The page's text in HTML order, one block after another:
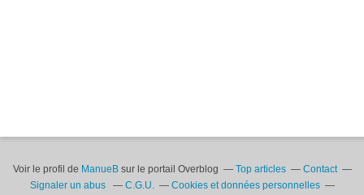
Voir le profil de ManueBsur le portail Overblog Top articles
Contact
Signaler un abus
C.G.U.
Cookies et données personnelles